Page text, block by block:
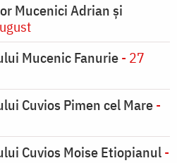
Mucenici Adrian și
Mucenic Fanurie- 27
Cuvios Pimen cel Mare-
Cuvios Moise Etiopianul-